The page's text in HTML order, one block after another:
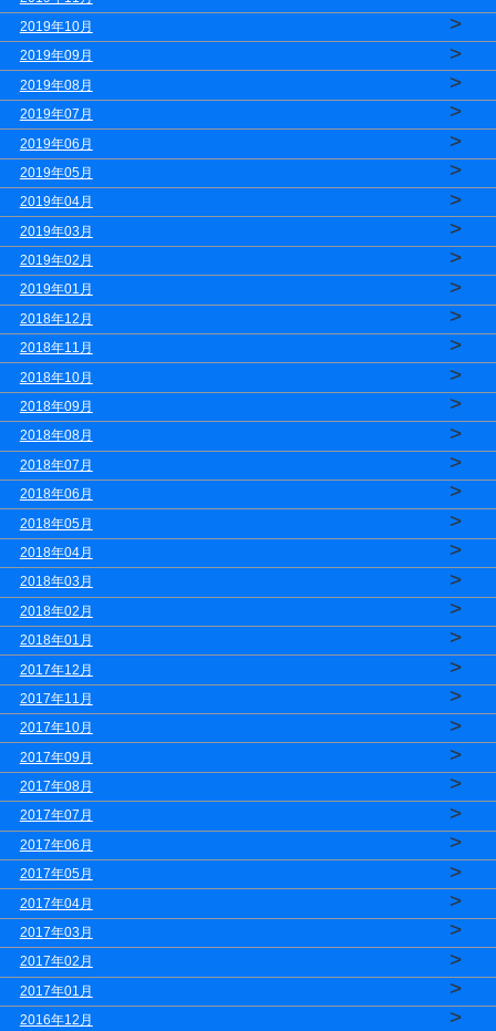
2019年10月 >
2019年09月 >
2019年08月 >
2019年07月 >
2019年06月 >
2019年05月 >
2019年04月 >
2019年03月 >
2019年02月 >
2019年01月 >
2018年12月 >
2018年11月 >
2018年10月 >
2018年09月 >
2018年08月 >
2018年07月 >
2018年06月 >
2018年05月 >
2018年04月 >
2018年03月 >
2018年02月 >
2018年01月 >
2017年12月 >
2017年11月 >
2017年10月 >
2017年09月 >
2017年08月 >
2017年07月 >
2017年06月 >
2017年05月 >
2017年04月 >
2017年03月 >
2017年02月 >
2017年01月 >
2016年12月 >